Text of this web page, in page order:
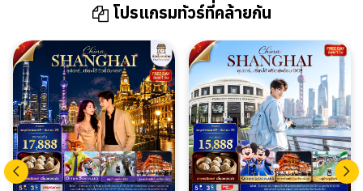
โปรแกรมทัวร์ที่คล้ายกัน